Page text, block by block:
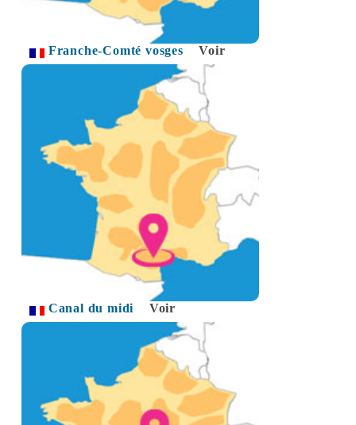
Franche-Comté vosges Voir
Canal du midi Voir